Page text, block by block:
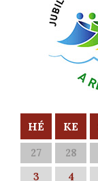
HÉ KE
27 28
3
4